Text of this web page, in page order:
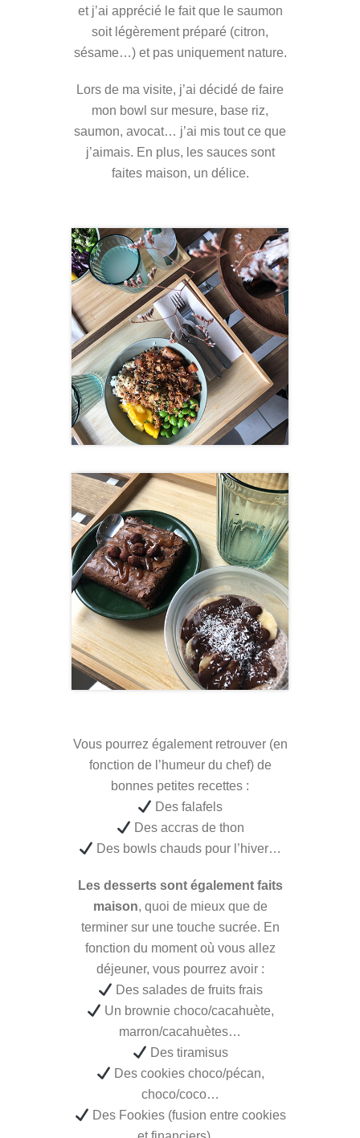
et j’ai apprécié le fait que le saumon
soit légèrement préparé (citron,
sésame…) et pas uniquement nature.
Lors de ma visite, j’ai décidé de faire
mon bowl sur mesure, base riz,
saumon, avocat… j’ai mis tout ce que
j’aimais. En plus, les sauces sont
faites maison, un délice.
Vous pourrez également retrouver (en
fonction de l’humeur du chef) de
bonnes petites recettes :
Des falafels
Des accras de thon
Des bowls chauds pour l’hiver…
Les desserts sont également faits
maison, quoi de mieux que de
terminer sur une touche sucrée. En
fonction du moment où vous allez
déjeuner, vous pourrez avoir :
Des salades de fruits frais
Un brownie choco/cacahuète,
marron/cacahuètes…
Des tiramisus
Des cookies choco/pécan,
choco/coco…
Des Fookies (fusion entre cookies